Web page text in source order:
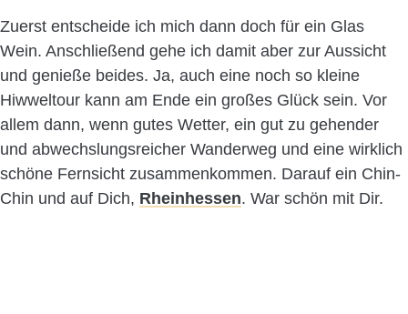
Zuerst entscheide ich mich dann doch für ein Glas
Wein. Anschließend gehe ich damit aber zur Aussicht
und genieße beides. Ja, auch eine noch so kleine
Hiwweltour kann am Ende ein großes Glück sein. Vor
allem dann, wenn gutes Wetter, ein gut zu gehender
und abwechslungsreicher Wanderweg und eine wirklich
schöne Fernsicht zusammenkommen. Darauf ein Chin-
Chin und auf Dich, Rheinhessen. War schön mit Dir.